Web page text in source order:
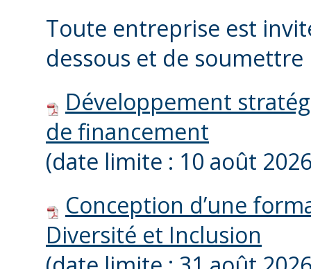
Toute entreprise est
dessous et de
Développement
de financement
(date limite : 10 août
Conception dʼune
Diversité et Inclusion